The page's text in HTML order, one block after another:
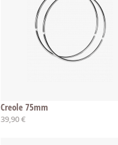
Creole 75mm
39,90 €